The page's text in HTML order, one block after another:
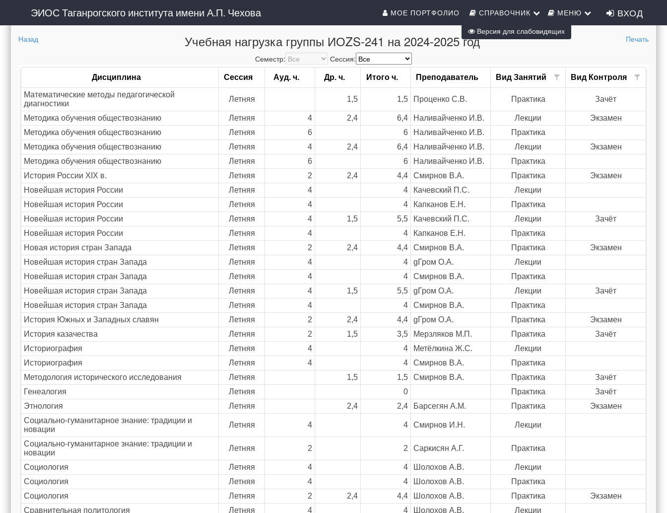
ЭИОС Таганрогского института имени А.П. Чехова МОЕ ПОРТФОЛИО СПРАВОЧНИК МЕНЮ ВХОД
Назад Учебная нагрузка группы ИОZS-241 на 2024-2025 год
Печать
Семестр:
Сессия:
Дисциплина Сессия Ауд. ч. Др. ч. Итого ч. Преподаватель Вид Занятий Вид Контроля
Математические методы педагогической
диагностики
Летняя 1,5 1,5 Проценко С.В. Практика Зачёт
Методика обучения обществознанию Летняя 4 2,4 6,4 Наливайченко И.В. Лекции
Экзамен
Методика обучения обществознанию
Летняя 6 6 Наливайченко И.В.
Практика
Методика обучения обществознанию
Летняя 4 2,4 6,4 Наливайченко И.В. Лекции
Экзамен
Методика обучения обществознанию
Летняя 6 6 Наливайченко И.В.
Практика
История России XIX в.
Летняя 2 2,4 4,4 Смирнов В.А. Практика
Экзамен
Новейшая история России
Летняя 4 4 Качевский П.С.
Лекции
Новейшая история России
Летняя 4 4 Капканов Е.Н.
Практика
Новейшая история России
Летняя 4 1,5 5,5 Качевский П.С. Лекции
Зачёт
Новейшая история России
Летняя 4 4 Капканов Е.Н.
Практика
Новая история стран Запада
Летняя 2 2,4 4,4 Смирнов В.А. Практика
Экзамен
Новейшая история стран Запада
Летняя 4 4 gГром О.А.
Лекции
Новейшая история стран Запада
Летняя 4 4 Смирнов В.А.
Практика
Новейшая история стран Запада
Летняя 4 1,5 5,5 gГром О.А. Лекции
Зачёт
Новейшая история стран Запада
Летняя 4 4 Смирнов В.А.
Практика
История Южных и Западных славян
Летняя 2 2,4 4,4 gГром О.А. Практика
Экзамен
История казачества
Летняя 2 1,5 3,5 Мерзляков М.П. Практика
Зачёт
Историография
Летняя 4 4 Метёлкина Ж.С.
Лекции
Историография
Летняя 4 4 Смирнов В.А.
Практика
Методология исторического исследования
Летняя 1,5 1,5 Смирнов В.А. Практика
Зачёт
Генеалогия
Летняя 0 Практика
Зачёт
Этнология
Летняя 2,4 2,4 Барсегян А.М. Практика
Экзамен
Социально-гуманитарное знание: традиции и
новации
Летняя 4 4 Смирнов И.Н. Лекции
Социально-гуманитарное знание: традиции и
новации
Летняя 2 2 Саркисян А.Г. Практика
Социология Летняя 4 4 Шолохов А.В.
Лекции
Социология
Летняя 4 4 Шолохов А.В.
Практика
Социология
Летняя 2 2,4 4,4 Шолохов А.В. Практика
Экзамен
Сравнительная политология
Летняя 4 4 Шолохов А.В.
Лекции
Версия для слабовидящих